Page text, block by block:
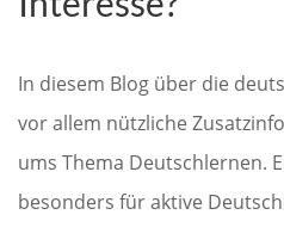
In diesem Blog über die
vor allem nützliche
ums Thema Deutschlernen.
besonders für aktive